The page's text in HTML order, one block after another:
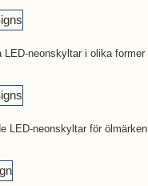
LED-neonskyltar i olika former
LED-neonskyltar för ölmärken